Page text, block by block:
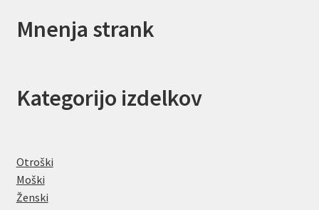
Mnenja strank
Kategorijo izdelkov
Otroški
Moški
Ženski